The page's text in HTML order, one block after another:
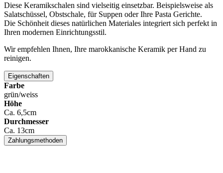
Diese Keramikschalen sind vielseitig einsetzbar. Beispielsweise als
Salatschüssel, Obstschale, für Suppen oder Ihre Pasta Gerichte.
Die Schönheit dieses natürlichen Materiales integriert sich perfekt in
Ihren modernen Einrichtungsstil.
Wir empfehlen Ihnen, Ihre marokkanische Keramik per Hand zu
reinigen.
Eigenschaften
Farbe
grün/weiss
Höhe
Ca. 6,5cm
Durchmesser
Ca. 13cm
Zahlungsmethoden